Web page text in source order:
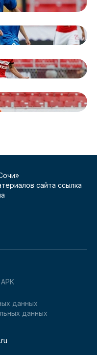
сайта ссылка
данных
данных